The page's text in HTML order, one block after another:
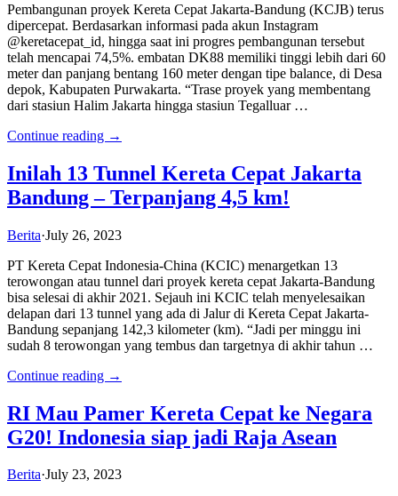
Pembangunan proyek Kereta Cepat Jakarta-Bandung (KCJB) terus
dipercepat. Berdasarkan informasi pada akun Instagram
@keretacepat_id, hingga saat ini progres pembangunan tersebut
telah mencapai 74,5%. embatan DK88 memiliki tinggi lebih dari 60
meter dan panjang bentang 160 meter dengan tipe balance, di Desa
depok, Kabupaten Purwakarta. “Trase proyek yang membentang
dari stasiun Halim Jakarta hingga stasiun Tegalluar …
Continue reading →
Inilah 13 Tunnel Kereta Cepat Jakarta
Bandung – Terpanjang 4,5 km!
Berita·July 26, 2023
PT Kereta Cepat Indonesia-China (KCIC) menargetkan 13
terowongan atau tunnel dari proyek kereta cepat Jakarta-Bandung
bisa selesai di akhir 2021. Sejauh ini KCIC telah menyelesaikan
delapan dari 13 tunnel yang ada di Jalur di Kereta Cepat Jakarta-
Bandung sepanjang 142,3 kilometer (km). “Jadi per minggu ini
sudah 8 terowongan yang tembus dan targetnya di akhir tahun …
Continue reading →
RI Mau Pamer Kereta Cepat ke Negara
G20! Indonesia siap jadi Raja Asean
Berita·July 23, 2023